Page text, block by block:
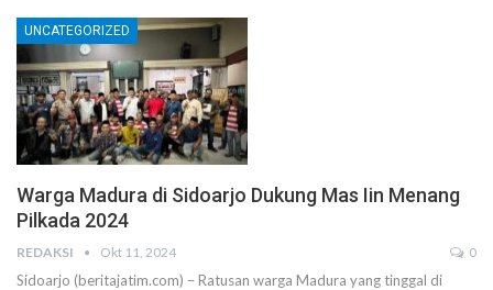
UNCATEGORIZED
Warga Madura di Sidoarjo Dukung Mas Iin Menang
Pilkada 2024
REDAKSI Okt 11, 2024 0
Sidoarjo (beritajatim.com) – Ratusan warga Madura yang tinggal di